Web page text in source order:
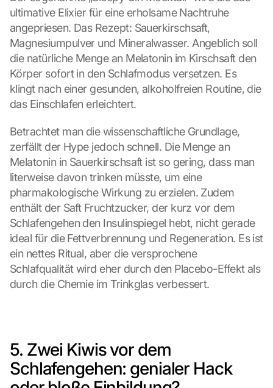
ultimative Elixier für eine erholsame Nachtruhe
angepriesen. Das Rezept: Sauerkirschsaft,
Magnesiumpulver und Mineralwasser. Angeblich soll
die natürliche Menge an Melatonin im Kirschsaft den
Körper sofort in den Schlafmodus versetzen. Es
klingt nach einer gesunden, alkoholfreien Routine, die
das Einschlafen erleichtert.
Betrachtet man die wissenschaftliche Grundlage,
zerfällt der Hype jedoch schnell. Die Menge an
Melatonin in Sauerkirschsaft ist so gering, dass man
literweise davon trinken müsste, um eine
pharmakologische Wirkung zu erzielen. Zudem
enthält der Saft Fruchtzucker, der kurz vor dem
Schlafengehen den Insulinspiegel hebt, nicht gerade
ideal für die Fettverbrennung und Regeneration. Es ist
ein nettes Ritual, aber die versprochene
Schlafqualität wird eher durch den Placebo-Effekt als
durch die Chemie im Trinkglas verbessert.
5. Zwei Kiwis vor dem
Schlafengehen: genialer Hack